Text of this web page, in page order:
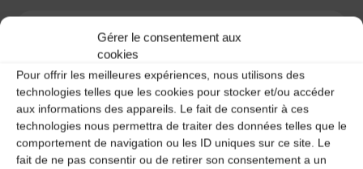
Gérer le consentement aux
cookies
Pour offrir les meilleures expériences, nous utilisons des
technologies telles que les cookies pour stocker et/ou accéder
aux informations des appareils. Le fait de consentir à ces
technologies nous permettra de traiter des données telles que le
comportement de navigation ou les ID uniques sur ce site. Le
fait de ne pas consentir ou de retirer son consentement a un
A DECOUVRIR :